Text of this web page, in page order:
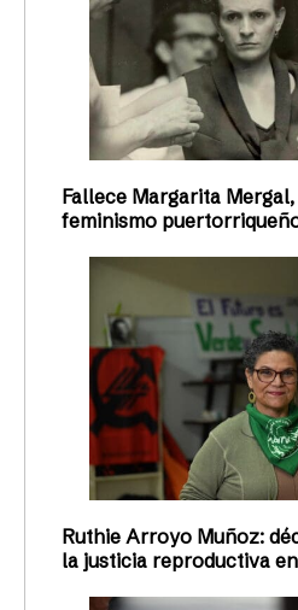
Fallece Margarita
feminismo
Ruthie Arroyo Muñoz:
la justicia reproductiva